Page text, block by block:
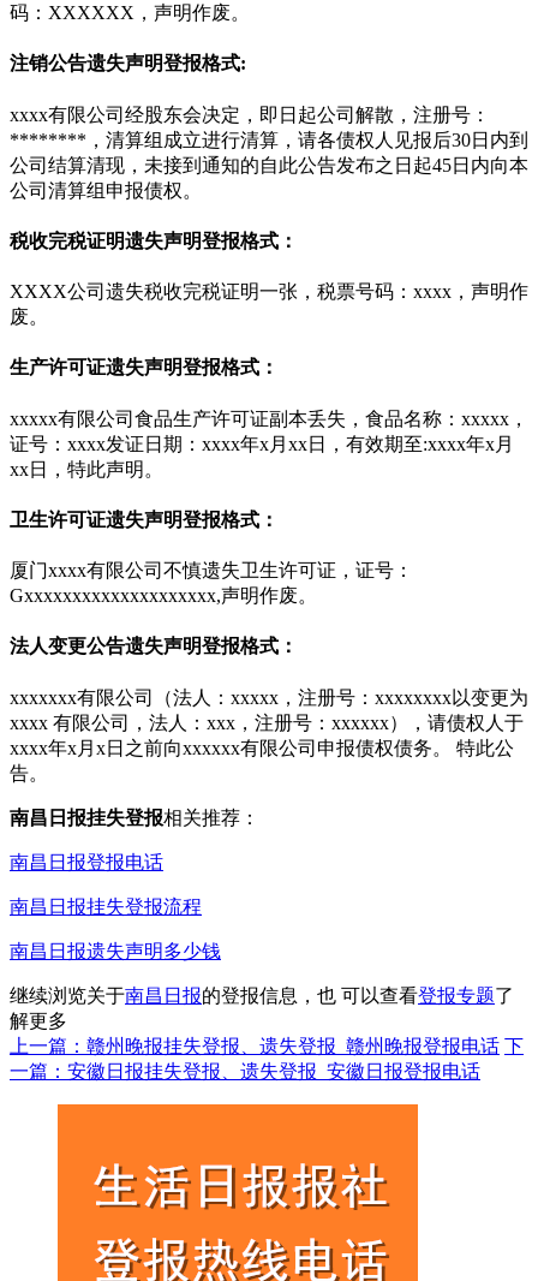
码：XXXXXX，声明作废。
注销公告遗失声明登报格式:
xxxx有限公司经股东会决定，即日起公司解散，注册号：
********，清算组成立进行清算，请各债权人见报后30日内到
公司结算清现，未接到通知的自此公告发布之日起45日内向本
公司清算组申报债权。
税收完税证明遗失声明登报格式：
XXXX公司遗失税收完税证明一张，税票号码：xxxx，声明作
废。
生产许可证遗失声明登报格式：
xxxxx有限公司食品生产许可证副本丢失，食品名称：xxxxx，
证号：xxxx发证日期：xxxx年x月xx日，有效期至:xxxx年x月
xx日，特此声明。
卫生许可证遗失声明登报格式：
厦门xxxx有限公司不慎遗失卫生许可证，证号：
Gxxxxxxxxxxxxxxxxxxxx,声明作废。
法人变更公告遗失声明登报格式：
xxxxxxx有限公司（法人：xxxxx，注册号：xxxxxxxx以变更为
xxxx 有限公司，法人：xxx，注册号：xxxxxx），请债权人于
xxxx年x月x日之前向xxxxxx有限公司申报债权债务。 特此公
告。
南昌日报挂失登报相关推荐：
南昌日报登报电话
南昌日报挂失登报流程
南昌日报遗失声明多少钱
继续浏览关于南昌日报的登报信息，也 可以查看登报专题了
解更多
上一篇：赣州晚报挂失登报、遗失登报_赣州晚报登报电话 下
一篇：安徽日报挂失登报、遗失登报_安徽日报登报电话